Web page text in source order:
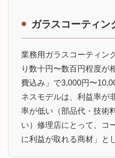
ガラスコーティン
業務用ガラスコーティン
り数十円〜数百円程度が
費込み」で3,000円〜
ネスモデルは、利益率が
率が低い（部品代・技術
い）修理店にとって、コ
に利益が取れる商材」と